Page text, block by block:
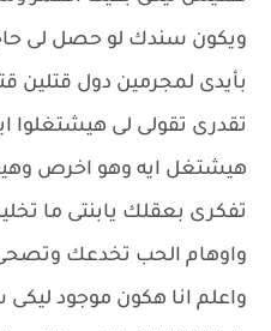
ويكون سندك لو حصل لى
بأيدى لمجرمين دول
تقدرى تقولى لى هيشتغلوا
هيشتغل ايه وهو اخرص
تفكرى بعقلك يابنتى ما
واوهام الحب تخدعك
واعلم انا هكون موجود